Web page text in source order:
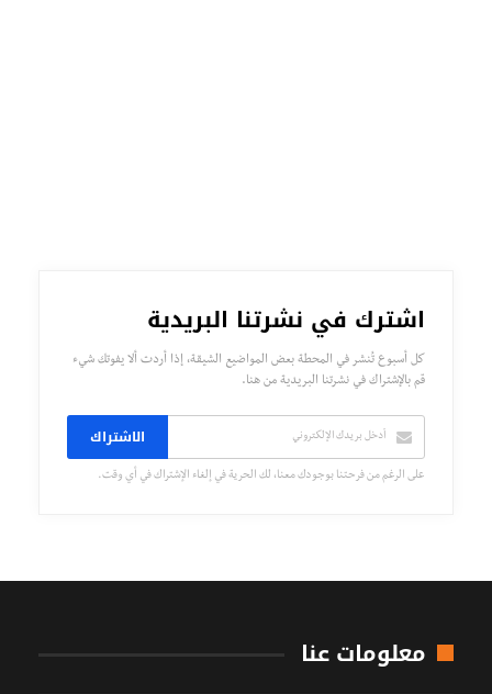
اشترك في نشرتنا البريدية
كل أسبوع تُنشر في المحطة بعض المواضيع الشيقة، إذا أردت ألا يفوتك شيء
قم بالإشتراك في نشرتنا البريدية من هنا.
الاشتراك
على الرغم من فرحتنا بوجودك معنا، لك الحرية في إلغاء الإشتراك في أي وقت.
معلومات عنا